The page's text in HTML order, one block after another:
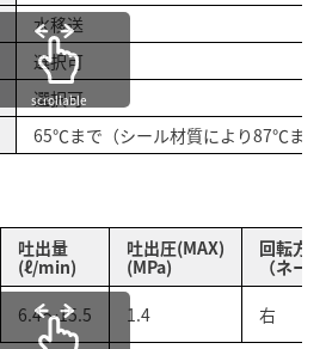
水移送
選択可
選択可
65℃まで（シール材質により87℃まで
scrollable
吐出量
(ℓ/min)
吐出圧(MAX)
(MPa)
回転方向
（ネー
6.4～15.5 1.4 右